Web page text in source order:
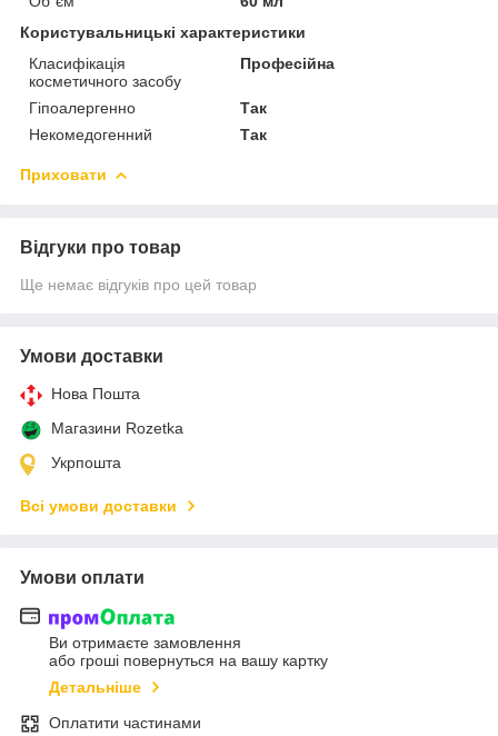
Користувальницькі характеристики
Класифікація
косметичного засобу
Професійна
Гіпоалергенно
Так
Некомедогенний
Так
Приховати
Відгуки про товар
Ще немає відгуків про цей товар
Умови доставки
Нова Пошта
Магазини Rozetka
Укрпошта
Всі умови доставки
Умови оплати
Ви отримаєте замовлення
або гроші повернуться на вашу картку
Детальніше
Оплатити частинами